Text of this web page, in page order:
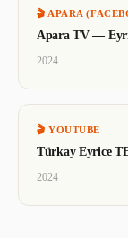
🎬 APARA
Apara TV —
2024
🎬 YOUTUBE
Türkay Eyrice
2024